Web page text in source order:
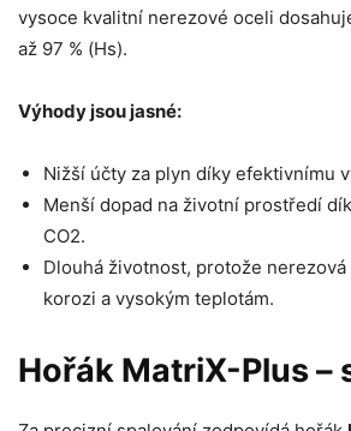
vysoce kvalitní nerezové oceli
až 97 % (Hs).
Výhody jsou jasné:
Nižší účty za plyn díky efektivnímu
Menší dopad na životní prostředí
CO2.
Dlouhá životnost, protože
korozi a vysokým teplotám.
Hořák MatriX-Plus –